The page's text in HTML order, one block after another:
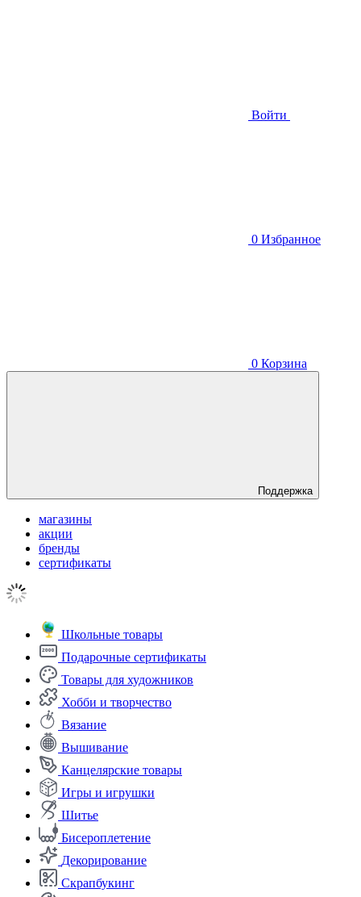
Войти
0 Избранное
0 Корзина
Поддержка
магазины
акции
бренды
сертификаты
Школьные товары
Подарочные сертификаты
Товары для художников
Хобби и творчество
Вязание
Вышивание
Канцелярские товары
Игры и игрушки
Шитье
Бисероплетение
Декорирование
Скрапбукинг